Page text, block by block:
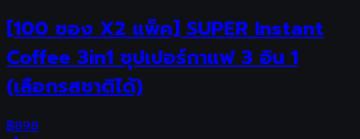
[100 ซอง X2 แพ็ค] SUPER Instant
Coffee 3in1 ซุปเปอร์กาแฟ 3 อิน 1
(เลือกรสชาติได้)
฿898